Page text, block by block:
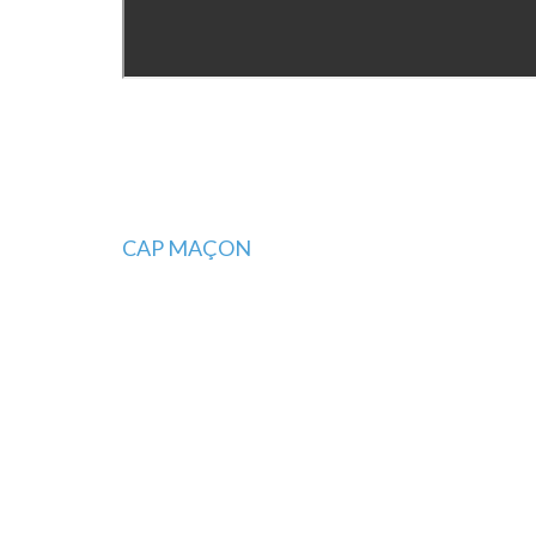
Navigation
CAP MAÇON